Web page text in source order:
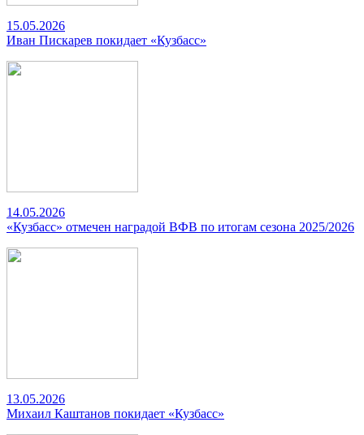
15.05.2026
Иван Пискарев покидает «Кузбасс»
14.05.2026
«Кузбасс» отмечен наградой ВФВ по итогам сезона 2025/2026
13.05.2026
Михаил Каштанов покидает «Кузбасс»